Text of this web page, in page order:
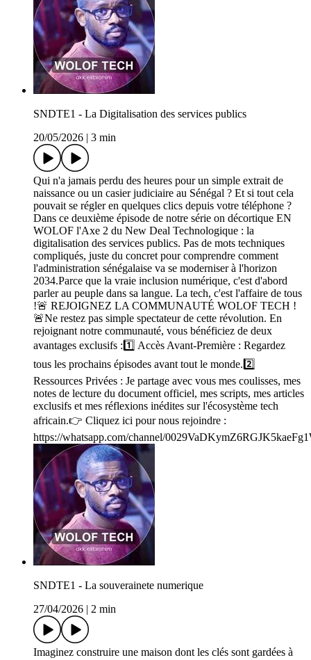
SNDTE1 - La Digitalisation des services publics
20/05/2026
3 min
Qui n'a jamais perdu des heures pour un simple extrait de
naissance ou un casier judiciaire au Sénégal ? Et si tout cela
pouvait se régler en quelques clics depuis votre téléphone ?
Dans ce deuxième épisode de notre série on décortique EN
WOLOF l'Axe 2 du New Deal Technologique : la
digitalisation des services publics. Pas de mots techniques
compliqués, juste du concret pour comprendre comment
l'administration sénégalaise va se moderniser à l'horizon
2034.Parce que la vraie inclusion numérique, c'est d'abord
parler au peuple dans sa langue. La tech, c'est l'affaire de tous
!🚨 REJOIGNEZ LA COMMUNAUTÉ WOLOF TECH !
🚨Ne restez pas simple spectateur de cette révolution. En
rejoignant notre communauté, vous bénéficiez de deux
avantages exclusifs :1️⃣ Accès Avant-Première : Regardez
tous les prochains épisodes avant tout le monde.2️⃣
Ressources Privées : Je partage avec vous mes coulisses, mes
notes de lecture du document officiel, mes scripts, mes articles
exclusifs et mes réflexions inédites sur l'écosystème tech
africain.👉 Cliquez ici pour nous rejoindre :
https://whatsapp.com/channel/
SNDTE1 - La souverainete numerique
27/04/2026
2 min
Imaginez construire une maison dont les clés sont gardées à